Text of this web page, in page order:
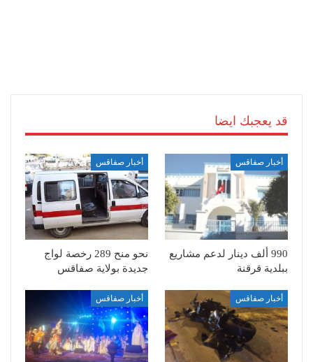
قد يعجبك ايضا
أخبار صفاقس
990 ألف دينار لدعم مشاريع
ببلدية قرقنة
أخبار صفاقس
نحو منح 289 رخصة لواج
جديدة بولاية صفاقس
أخبار صفاقس أخبار صفاقس